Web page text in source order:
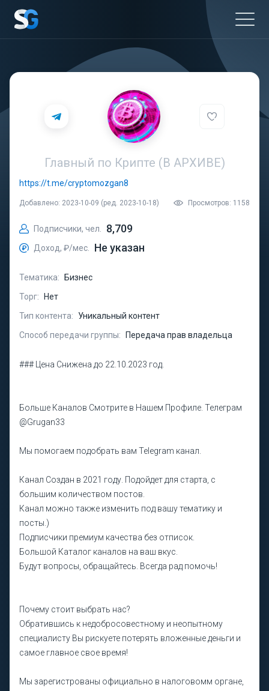
Главный по Крипте (В АРХИВЕ)
https://t.me/cryptomozgan8
Добавлено: 2023-10-09 (ред. 2023-10-18) Просмотров: 1158
Подписчики, чел. 8,709
Доход, ₽/мес. Не указан
Тематика:
Бизнес
Торг:
Нет
Тип контента:
Уникальный контент
Способ передачи группы:
Передача прав владельца
### Цена Снижена до 22.10.2023 год.
Больше Каналов Смотрите в Нашем Профиле. Телеграм
@Grugan33
Мы помогаем подобрать вам Telegram канал.
Канал Создан в 2021 году. Подойдет для старта, c
большим количеством постов.
Канал можно также изменить под вашу тематику и
посты.)
Подписчики премиум качества без отписок.
Большой Каталог каналов на ваш вкус.
Будут вопросы, обращайтесь. Всегда рад помочь!
Почему стоит выбрать нас?
Обратившись к недобросовестному и неопытному
специалисту Вы рискуете потерять вложенные деньги и
самое главное свое время!
Мы зарегистрованы официально в налоговомм органе,